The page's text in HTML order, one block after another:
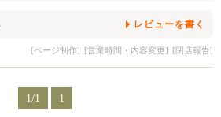
レビューを書く
[ページ制作] [営業時間・内容変更] [閉店報告]
1/1 1